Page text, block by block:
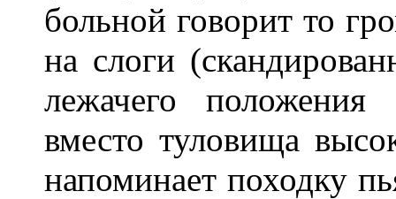
больной говорит то
на слоги
лежачего
вместо туловища
напоминает походку